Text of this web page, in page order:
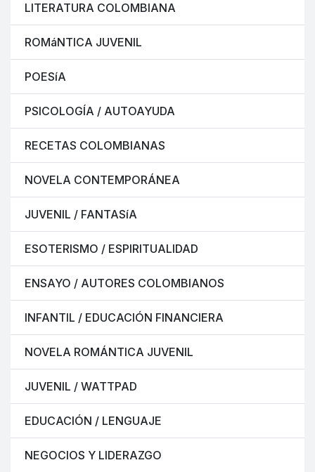
LITERATURA COLOMBIANA
ROMáNTICA JUVENIL
POESíA
PSICOLOGÍA / AUTOAYUDA
RECETAS COLOMBIANAS
NOVELA CONTEMPORÁNEA
JUVENIL / FANTASíA
ESOTERISMO / ESPIRITUALIDAD
ENSAYO / AUTORES COLOMBIANOS
INFANTIL / EDUCACIÓN FINANCIERA
NOVELA ROMÁNTICA JUVENIL
JUVENIL / WATTPAD
EDUCACIÓN / LENGUAJE
NEGOCIOS Y LIDERAZGO